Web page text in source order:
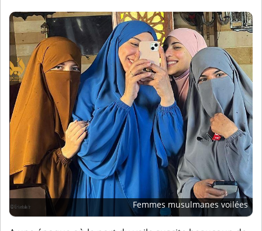
Femmes musulmanes voilées